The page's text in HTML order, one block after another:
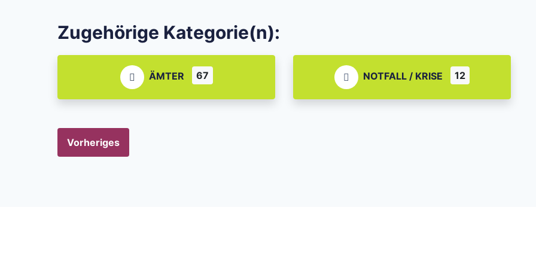
Zugehörige Kategorie(n):
ÄMTER 67 NOTFALL / KRISE 12
Vorheriges